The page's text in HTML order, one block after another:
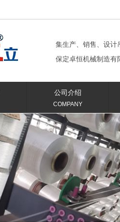
集生产、销售、设计
保定卓恒机械制造有
公司介绍
COMPANY